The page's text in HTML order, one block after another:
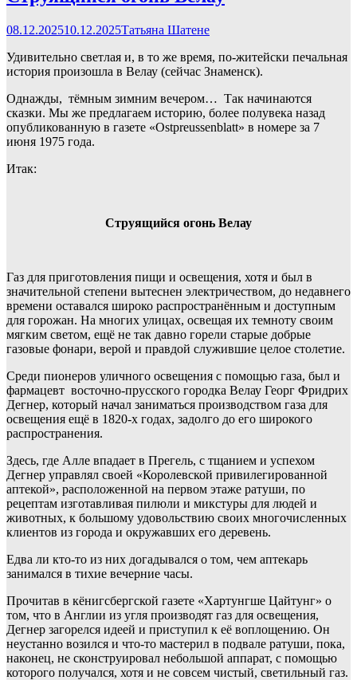
08.12.202510.12.2025Татьяна Шатене
Удивительно светлая и, в то же время, по-житейски печальная
история произошла в Велау (сейчас Знаменск).
Однажды, тёмным зимним вечером… Так начинаются
сказки. Мы же предлагаем историю, более полувека назад
опубликованную в газете «Ostpreussenblatt» в номере за 7
июня 1975 года.
Итак:
Струящийся огонь Велау
Газ для приготовления пищи и освещения, хотя и был в
значительной степени вытеснен электричеством, до недавнего
времени оставался широко распространённым и доступным
для горожан. На многих улицах, освещая их темноту своим
мягким светом, ещё не так давно горели старые добрые
газовые фонари, верой и правдой служившие целое столетие.
Среди пионеров уличного освещения с помощью газа, был и
фармацевт восточно-прусского городка Велау Георг Фридрих
Дегнер, который начал заниматься производством газа для
освещения ещё в 1820-х годах, задолго до его широкого
распространения.
Здесь, где Алле впадает в Прегель, с тщанием и успехом
Дегнер управлял своей «Королевской привилегированной
аптекой», расположенной на первом этаже ратуши, по
рецептам изготавливая пилюли и микстуры для людей и
животных, к большому удовольствию своих многочисленных
клиентов из города и окружавших его деревень.
Едва ли кто-то из них догадывался о том, чем аптекарь
занимался в тихие вечерние часы.
Прочитав в кёнигсбергской газете «Хартунгше Цайтунг» о
том, что в Англии из угля производят газ для освещения,
Дегнер загорелся идеей и приступил к её воплощению. Он
неустанно возился и что-то мастерил в подвале ратуши, пока,
наконец, не сконструировал небольшой аппарат, с помощью
которого получался, хотя и не совсем чистый, светильный газ.